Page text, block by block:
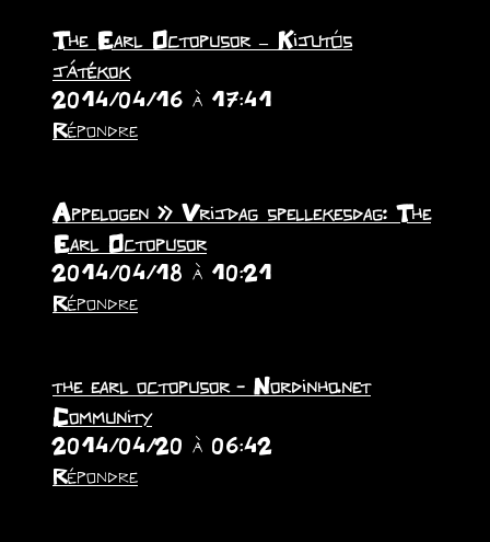
The Earl Octopusor – Kijutós
játékok
2014/04/16 à 17:41
Répondre
Appelogen » Vrijdag spellekesdag: The
Earl Octopusor
2014/04/18 à 10:21
Répondre
the earl octopusor - Nordinho.net
Community
2014/04/20 à 06:42
Répondre